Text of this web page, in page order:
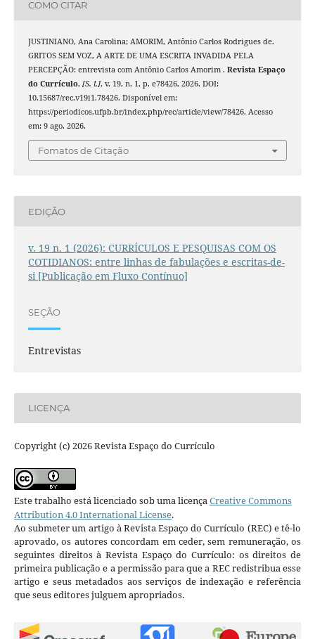
COMO CITAR
JUSTINIANO, Ana Carolina; AMORIM, Antônio Carlos Rodrigues de.
GRITOS SEM VOZ, A ARTE DE UMA ESCRITA INVADIDA PELA
PERCEPÇÃO: entrevista com Antônio Carlos Amorim . Revista Espaço
do Currículo, [S. l.], v. 19, n. 1, p. e78426, 2026. DOI:
10.15687/rec.v19i1.78426. Disponível em:
https://periodicos.ufpb.br/index.php/rec/article/view/78426. Acesso
em: 9 ago. 2026.
Fomatos de Citação
EDIÇÃO
v. 19 n. 1 (2026): CURRÍCULOS E PESQUISAS COM OS
COTIDIANOS: entre linhas de fabulações e escritas-de-
si [Publicação em Fluxo Contínuo]
SEÇÃO
Entrevistas
LICENÇA
Copyright (c) 2026 Revista Espaço do Currículo
Este trabalho está licenciado sob uma licença Creative Commons
Attribution 4.0 International License.
Ao submeter um artigo à Revista Espaço do Currículo (REC) e tê-lo
aprovado, os autores concordam em ceder, sem remuneração, os
seguintes direitos à Revista Espaço do Currículo: os direitos de
primeira publicação e a permissão para que a REC redistribua esse
artigo e seus metadados aos serviços de indexação e referência
que seus editores julguem apropriados.